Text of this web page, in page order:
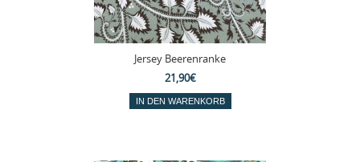
Jersey Beerenranke
21,90€